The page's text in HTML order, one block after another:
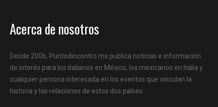
Acerca de nosotros
Desde 2006, Puntodincontro.mx publica noticias e información
de interés para los italianos en México, los mexicanos en Italia y
cualquier persona interesada en los eventos que vinculan la
historia y las relaciones de estos dos países.